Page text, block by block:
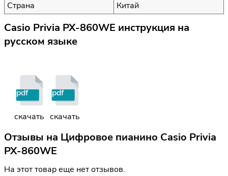
Страна
Китай
Casio Privia PX-860WE инструкция на
русском языке
pdf
скачать
pdf
скачать
Отзывы на Цифровое пианино Casio Privia
PX-860WE
На этот товар еще нет отзывов.